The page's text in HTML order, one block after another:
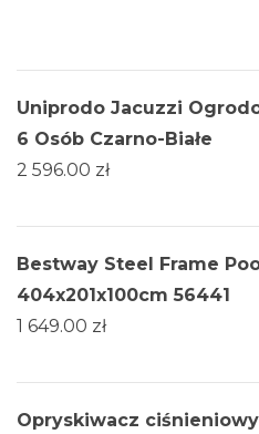
Uniprodo Jacuzzi
6 Osób Czarno-Białe
2 596.00 zł
Bestway Steel Frame
404x201x100cm 56441
1 649.00 zł
Opryskiwacz ciśnieniowy